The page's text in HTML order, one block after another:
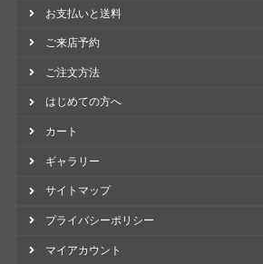
お支払いと送料
ご来店予約
ご注文方法
はじめての方へ
カート
ギャラリー
サイトマップ
プライバシーポリシー
マイアカウント